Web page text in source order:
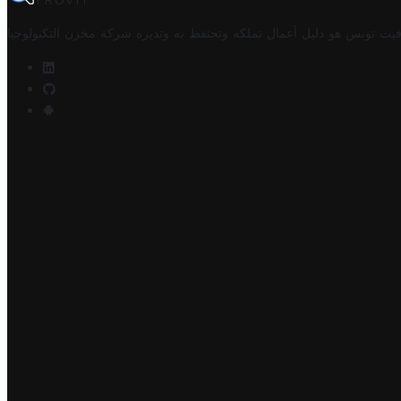
تونس هو دليل أعمال تملكه وتحتفظ به وتديره شركة مخزن التكنولوجيا